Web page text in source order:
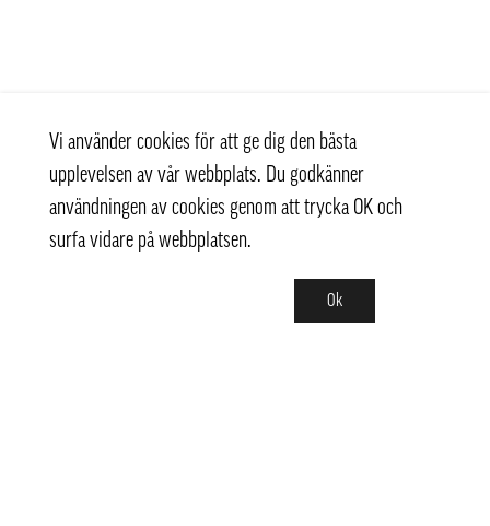
Vi använder cookies för att ge dig den bästa
upplevelsen av vår webbplats. Du godkänner
användningen av cookies genom att trycka OK och
surfa vidare på webbplatsen.
Ok